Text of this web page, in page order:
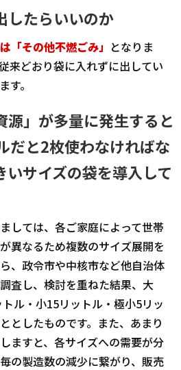
したらいいのか
「その他不燃ごみ」 となりま
来どおり袋に入れずに出してい
す。
源」が多量に発生すると
だと2枚使わなければな
いサイズの袋を導入して
しては、各ご家庭によって世帯
異なるため複数のサイズ展開を
、政令市や中核市など他自治体
査し、検討を重ねた結果、大
ル・小15リットル・極小5リッ
としたものです。また、あまり
ますと、各サイズへの需要が分
の製造数の減少に繋がり、販売